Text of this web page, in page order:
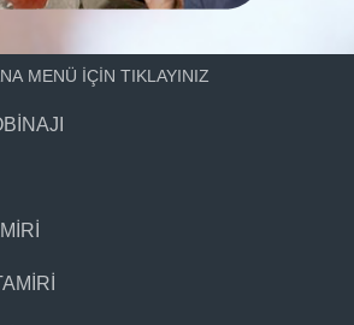
MENÜ İÇİN TIKLAYINIZ